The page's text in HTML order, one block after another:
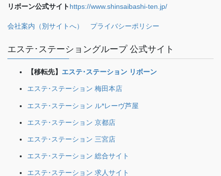
リボーン公式サイトhttps://www.shinsaibashi-ten.jp/
会社案内（別サイトへ） プライバシーポリシー
エステ･ステーショングループ 公式サイト
【移転先】 エステ･ステーション リボーン
エステ･ステーション 梅田本店
エステ･ステーション ル*レーヴ芦屋
エステ･ステーション 京都店
エステ･ステーション 三宮店
エステ･ステーション 総合サイト
エステ･ステーション 求人サイト